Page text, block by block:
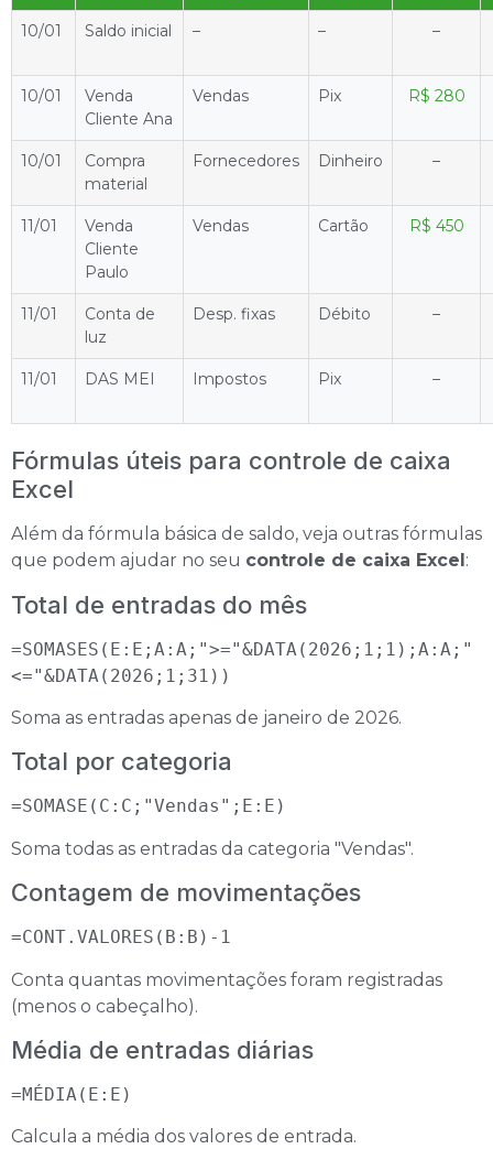
10/01 Saldo inicial – – –
10/01
Venda
Cliente Ana
Vendas Pix R$ 280
10/01
Compra
material
Fornecedores Dinheiro –
11/01
Venda
Cliente
Paulo
Vendas Cartão R$ 450
11/01
Conta de
luz
Desp. fixas Débito –
11/01 DAS MEI Impostos Pix –
Fórmulas úteis para controle de caixa
Excel
Além da fórmula básica de saldo, veja outras fórmulas
que podem ajudar no seu controle de caixa Excel :
Total de entradas do mês
=SOMASES(E:E;A:A;">="&DATA(2026;1;1);A:A;"
<="&DATA(2026;1;31))
Soma as entradas apenas de janeiro de 2026.
Total por categoria
=SOMASE(C:C;"Vendas";E:E)
Soma todas as entradas da categoria "Vendas".
Contagem de movimentações
=CONT.VALORES(B:B)-1
Conta quantas movimentações foram registradas
(menos o cabeçalho).
Média de entradas diárias
=MÉDIA(E:E)
Calcula a média dos valores de entrada.